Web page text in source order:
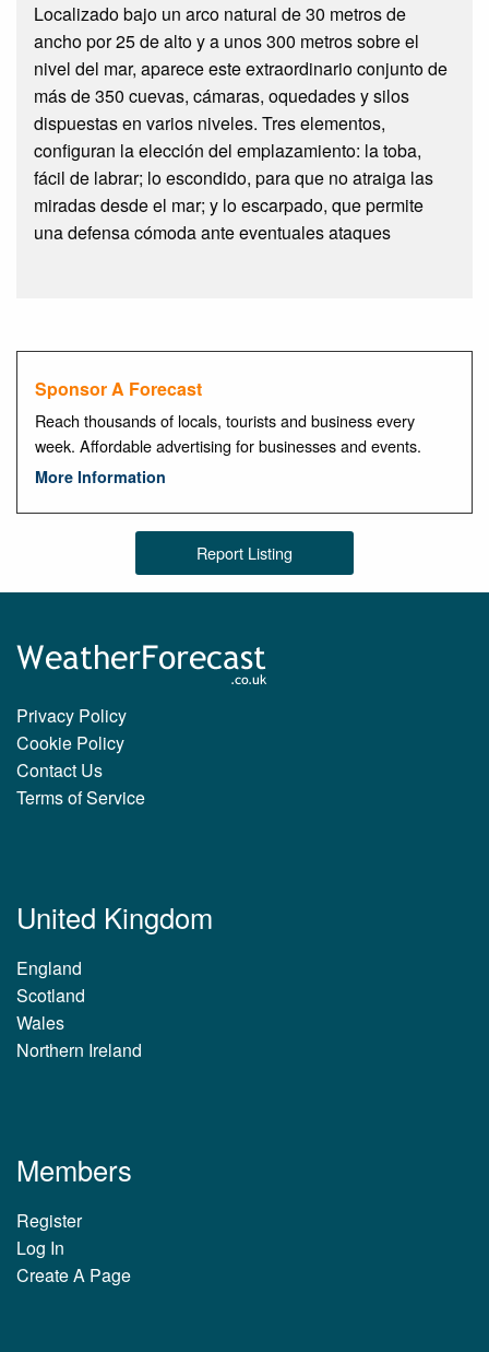
Localizado bajo un arco natural de 30 metros de
ancho por 25 de alto y a unos 300 metros sobre el
nivel del mar, aparece este extraordinario conjunto de
más de 350 cuevas, cámaras, oquedades y silos
dispuestas en varios niveles. Tres elementos,
configuran la elección del emplazamiento: la toba,
fácil de labrar; lo escondido, para que no atraiga las
miradas desde el mar; y lo escarpado, que permite
una defensa cómoda ante eventuales ataques
Sponsor A Forecast
Reach thousands of locals, tourists and business every
week. Affordable advertising for businesses and events.
More Information
Report Listing
Privacy Policy
Cookie Policy
Contact Us
Terms of Service
United Kingdom
England
Scotland
Wales
Northern Ireland
Members
Register
Log In
Create A Page